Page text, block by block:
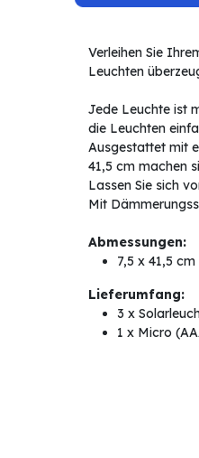
Verleihen Sie
Leuchten
Jede Leuchte ist
die Leuchten
Ausgestattet mit
41,5 cm machen
Lassen Sie sich
Mit
Abmessungen:
7,5 x 41,5 cm
Lieferumfang:
3 x
1 x Micro